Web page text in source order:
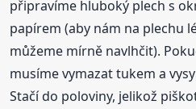
připravíme hluboký plech s
papírem (aby nám na plechu
můžeme mírně navlhčit).
musíme vymazat tukem a
Stačí do poloviny, jelikož